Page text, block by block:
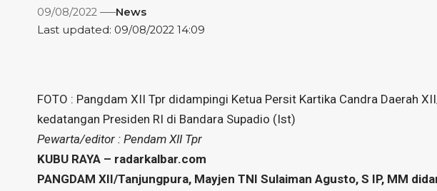
Last updated: 09/08/2022 14:09
09/08/2022 News
FOTO : Pangdam XII Tpr didampingi Ketua Persit Kartika Candra Daerah
kedatangan Presiden RI di Bandara Supadio (Ist)
Pewarta/editor : Pendam XII Tpr
KUBU RAYA – radarkalbar.com
PANGDAM XII/Tanjungpura, Mayjen TNI Sulaiman Agusto, S IP, MM